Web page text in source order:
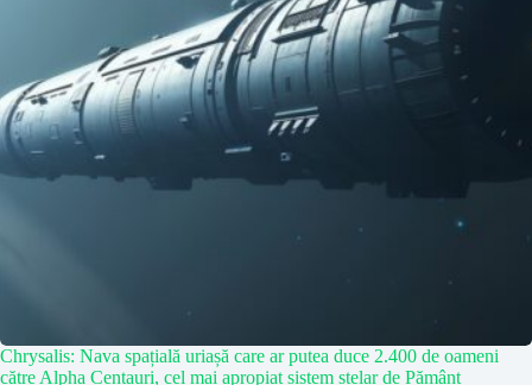
Chrysalis: Nava spațială uriașă care ar putea duce 2.400 de oameni
către Alpha Centauri, cel mai apropiat sistem stelar de Pământ